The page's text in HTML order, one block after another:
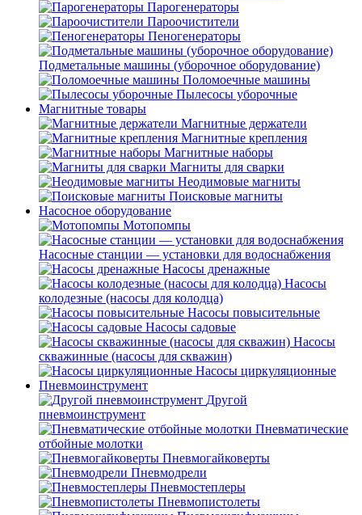
Парогенераторы
Пароочистители
Пеногенераторы
Подметальные машины (уборочное оборудование)
Поломоечные машины
Пылесосы уборочные
Магнитные товары
Магнитные держатели
Магнитные крепления
Магнитные наборы
Магниты для сварки
Неодимовые магниты
Поисковые магниты
Насосное оборудование
Мотопомпы
Насосные станции — установки для водоснабжения
Насосы дренажные
Насосы
колодезные (насосы для колодца)
Насосы повысительные
Насосы садовые
Насосы
скважинные (насосы для скважин)
Насосы циркуляционные
Пневмоинструмент
Другой
пневмоинструмент
Пневматические
отбойные молотки
Пневмогайковерты
Пневмодрели
Пневмостеплеры
Пневмопистолеты